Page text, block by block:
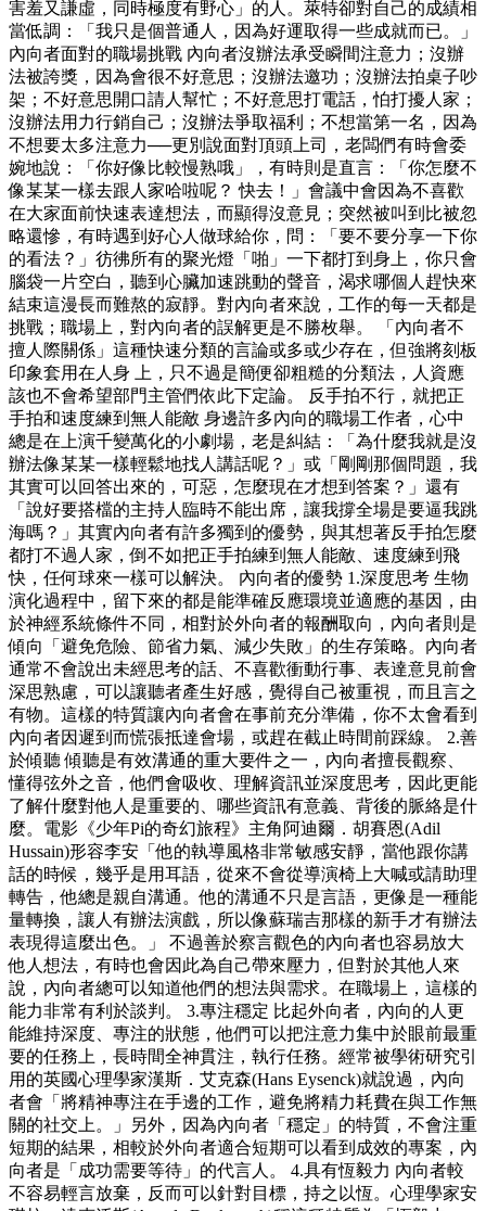
害羞又謙虛，同時極度有野心」的人。萊特卻對自己的成績相
當低調：「我只是個普通人，因為好運取得一些成就而已。」
內向者面對的職場挑戰 內向者沒辦法承受瞬間注意力；沒辦
法被誇獎，因為會很不好意思；沒辦法邀功；沒辦法拍桌子吵
架；不好意思開口請人幫忙；不好意思打電話，怕打擾人家；
沒辦法用力行銷自己；沒辦法爭取福利；不想當第一名，因為
不想要太多注意力──更別說面對頂頭上司，老闆們有時會委
婉地說：「你好像比較慢熟哦」，有時則是直言：「你怎麼不
像某某一樣去跟人家哈啦呢？ 快去！」會議中會因為不喜歡
在大家面前快速表達想法，而顯得沒意見；突然被叫到比被忽
略還慘，有時遇到好心人做球給你，問：「要不要分享一下你
的看法？」彷彿所有的聚光燈「啪」一下都打到身上，你只會
腦袋一片空白，聽到心臟加速跳動的聲音，渴求哪個人趕快來
結束這漫長而難熬的寂靜。對內向者來說，工作的每一天都是
挑戰；職場上，對內向者的誤解更是不勝枚舉。 「內向者不
擅人際關係」這種快速分類的言論或多或少存在，但強將刻板
印象套用在人身 上，只不過是簡便卻粗糙的分類法，人資應
該也不會希望部門主管們依此下定論。 反手拍不行，就把正
手拍和速度練到無人能敵 身邊許多內向的職場工作者，心中
總是在上演千變萬化的小劇場，老是糾結：「為什麼我就是沒
辦法像某某一樣輕鬆地找人講話呢？」或「剛剛那個問題，我
其實可以回答出來的，可惡，怎麼現在才想到答案？」還有
「說好要搭檔的主持人臨時不能出席，讓我撐全場是要逼我跳
海嗎？」其實內向者有許多獨到的優勢，與其想著反手拍怎麼
都打不過人家，倒不如把正手拍練到無人能敵、速度練到飛
快，任何球來一樣可以解決。 內向者的優勢 1.深度思考 生物
演化過程中，留下來的都是能準確反應環境並適應的基因，由
於神經系統條件不同，相對於外向者的報酬取向，內向者則是
傾向「避免危險、節省力氣、減少失敗」的生存策略。內向者
通常不會說出未經思考的話、不喜歡衝動行事、表達意見前會
深思熟慮，可以讓聽者產生好感，覺得自己被重視，而且言之
有物。這樣的特質讓內向者會在事前充分準備，你不太會看到
內向者因遲到而慌張抵達會場，或趕在截止時間前踩線。 2.善
於傾聽 傾聽是有效溝通的重大要件之一，內向者擅長觀察、
懂得弦外之音，他們會吸收、理解資訊並深度思考，因此更能
了解什麼對他人是重要的、哪些資訊有意義、背後的脈絡是什
麼。電影《少年Pi的奇幻旅程》主角阿迪爾．胡賽恩(Adil
Hussain)形容李安「他的執導風格非常敏感安靜，當他跟你講
話的時候，幾乎是用耳語，從來不會從導演椅上大喊或請助理
轉告，他總是親自溝通。他的溝通不只是言語，更像是一種能
量轉換，讓人有辦法演戲，所以像蘇瑞吉那樣的新手才有辦法
表現得這麼出色。」 不過善於察言觀色的內向者也容易放大
他人想法，有時也會因此為自己帶來壓力，但對於其他人來
說，內向者總可以知道他們的想法與需求。在職場上，這樣的
能力非常有利於談判。 3.專注穩定 比起外向者，內向的人更
能維持深度、專注的狀態，他們可以把注意力集中於眼前最重
要的任務上，長時間全神貫注，執行任務。經常被學術研究引
用的英國心理學家漢斯．艾克森(Hans Eysenck)就說過，內向
者會「將精神專注在手邊的工作，避免將精力耗費在與工作無
關的社交上。」另外，因為內向者「穩定」的特質，不會注重
短期的結果，相較於外向者適合短期可以看到成效的專案，內
向者是「成功需要等待」的代言人。 4.具有恆毅力 內向者較
不容易輕言放棄，反而可以針對目標，持之以恆。心理學家安